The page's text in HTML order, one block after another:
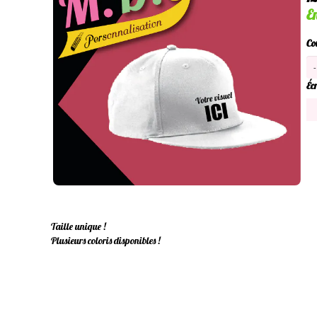
Taille unique !
Plusieurs coloris disponibles !